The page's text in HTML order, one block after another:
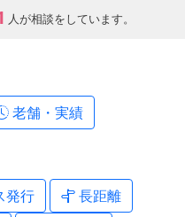
人が相談をしています。
老舗・実績
発行
長距離